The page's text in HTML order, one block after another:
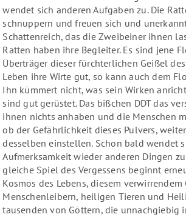
wendet sich anderen Aufgaben zu. Die
schnuppern und freuen sich und
Schattenreich, das die Zweibeiner ihnen
Ratten haben ihre Begleiter. Es sind jene
Überträger dieser fürchterlichen Geißel
Leben ihre Wirte gut, so kann auch dem
Ihn kümmert nicht, was sein Wirken
sind gut gerüstet. Das bißchen DDT das
ihnen nichts anhaben und die Menschen
ob der Gefährlichkeit dieses Pulvers,
desselben einstellen. Schon bald wendet
Aufmerksamkeit wieder anderen Dingen
gleiche Spiel des Vergessens beginnt
Kosmos des Lebens, diesem verwirrendem
Menschenleibern, heiligen Tieren und
tausenden von Göttern, die unnachgiebig